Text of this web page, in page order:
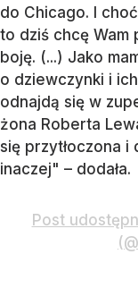
do Chicago. I
to dziś chcę Wam
boję. (...) Jako
o dziewczynki i
odnajdą się w
żona Roberta
się przytłoczona i
inaczej" – dodała.
Post